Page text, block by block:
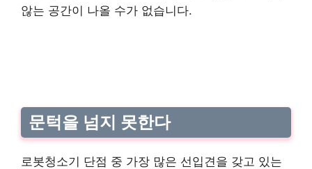
않는 공간이 나올 수가 없습니다.
문턱을 넘지 못한다
로봇청소기 단점 중 가장 많은 선입견을 갖고 있는